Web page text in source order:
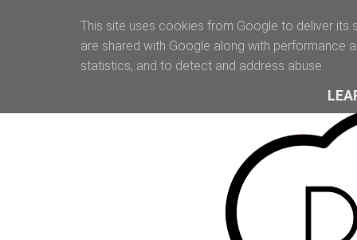
This site uses cookies from Google to deliver its
are shared with Google along with performance
statistics, and to detect and address abuse.